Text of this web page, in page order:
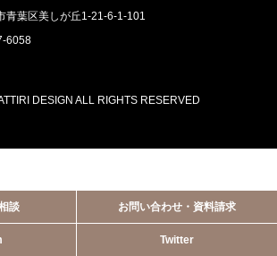
青葉区美しが丘1-21-6-1-101
6058
DESIGN ALL RIGHTS RESERVED
談 お問い合わせ・資料請求
Twitter